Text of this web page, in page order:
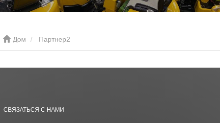
Дом Партнер2
СВЯЗАТЬСЯ С НАМИ